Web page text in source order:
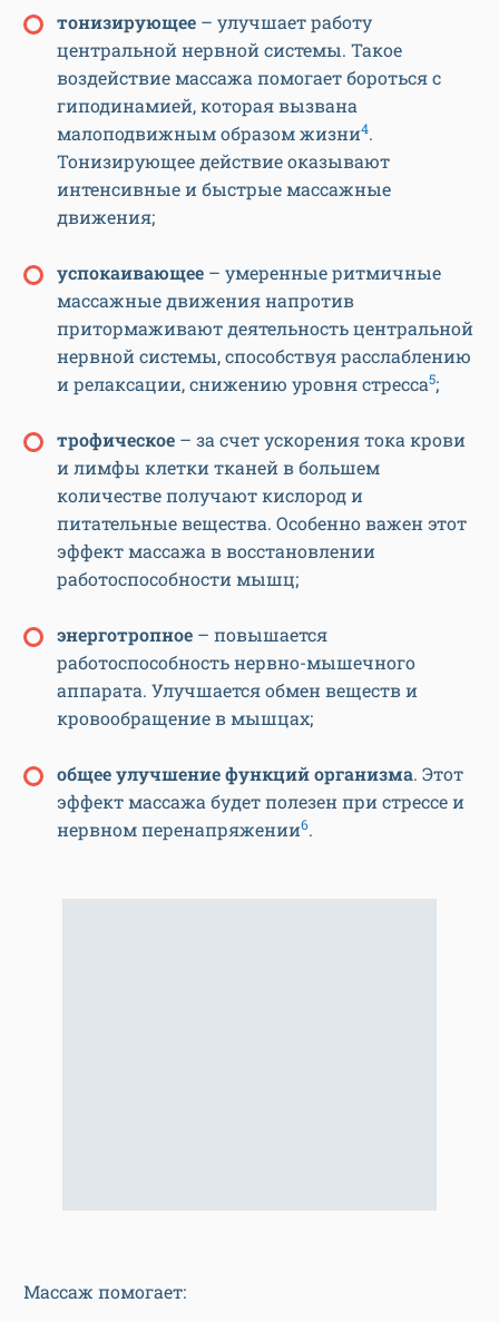
тонизирующее – улучшает работу
центральной нервной системы. Такое
воздействие массажа помогает бороться с
гиподинамией, которая вызвана
малоподвижным образом жизни4.
Тонизирующее действие оказывают
интенсивные и быстрые массажные
движения;
успокаивающее – умеренные ритмичные
массажные движения напротив
притормаживают деятельность центральной
нервной системы, способствуя расслаблению
и релаксации, снижению уровня стресса5;
трофическое – за счет ускорения тока крови
и лимфы клетки тканей в большем
количестве получают кислород и
питательные вещества. Особенно важен этот
эффект массажа в восстановлении
работоспособности мышц;
энерготропное – повышается
работоспособность нервно-мышечного
аппарата. Улучшается обмен веществ и
кровообращение в мышцах;
общее улучшение функций организма. Этот
эффект массажа будет полезен при стрессе и
нервном перенапряжении6.
Массаж помогает: